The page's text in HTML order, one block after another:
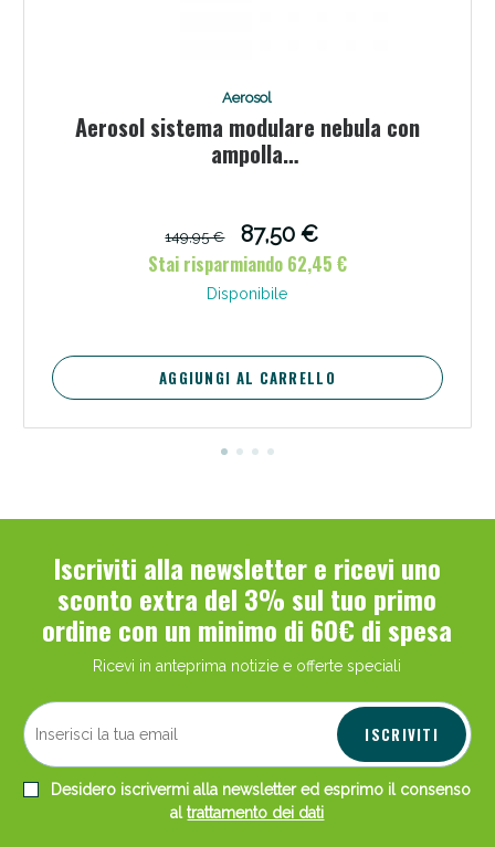
Aerosol
Aerosol sistema modulare nebula con
ampolla
149,95 €
87,50 €
Stai risparmiando 62,45 €
Disponibile
AGGIUNGI AL CARRELLO
Iscriviti alla newsletter e ricevi uno
sconto extra del 3% sul tuo primo
ordine con un minimo di 60€ di spesa
Ricevi in anteprima notizie e offerte speciali
ISCRIVITI
Desidero iscrivermi alla newsletter ed esprimo il consenso
altrattamento dei dati
Scopri le offerte di Oggi